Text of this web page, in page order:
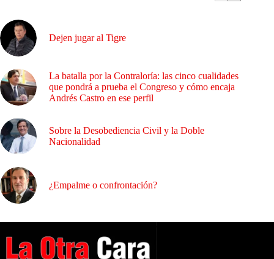
Dejen jugar al Tigre
La batalla por la Contraloría: las cinco cualidades
que pondrá a prueba el Congreso y cómo encaja
Andrés Castro en ese perfil
Sobre la Desobediencia Civil y la Doble
Nacionalidad
¿Empalme o confrontación?